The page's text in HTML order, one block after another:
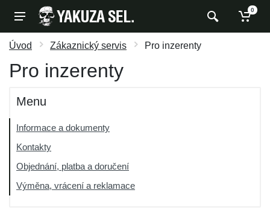
0
Úvod Zákaznický servis Pro inzerenty
Pro inzerenty
Menu
Informace a dokumenty
Kontakty
Objednání, platba a doručení
Výměna, vrácení a reklamace